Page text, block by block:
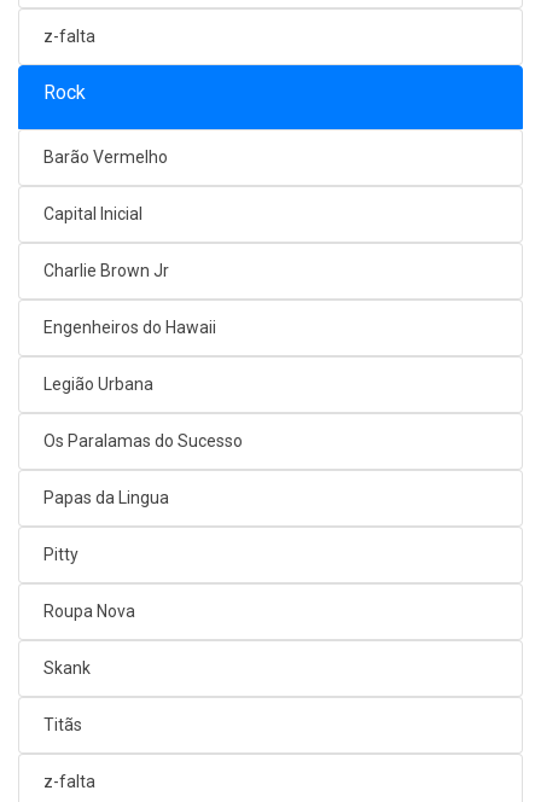
z-falta
Rock
Barão Vermelho
Capital Inicial
Charlie Brown Jr
Engenheiros do Hawaii
Legião Urbana
Os Paralamas do Sucesso
Papas da Lingua
Pitty
Roupa Nova
Skank
Titãs
z-falta